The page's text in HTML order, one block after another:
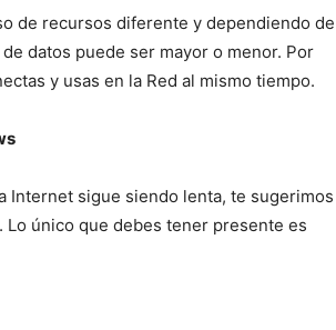
de recursos diferente y dependiendo de
datos puede ser mayor o menor. Por
y usas en la Red al mismo tiempo.
Internet sigue siendo lenta, te sugerimos
único que debes tener presente es